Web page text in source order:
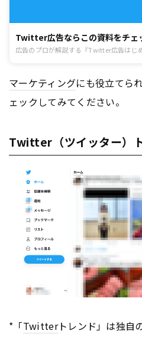
Twitter広告ならこの資料をチェ
広告のプロが解説する『Twitter広告はじ
マーケティングにも役立てら
ェックしてみてください。
Twitter（ツイッター）
*「Twitterトレンド」は独自